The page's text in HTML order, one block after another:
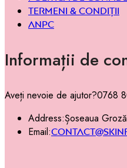
Termeni & condiții
ANPC
Informații de
Aveți nevoie de ajutor?0768
Address:Șoseaua
Email: